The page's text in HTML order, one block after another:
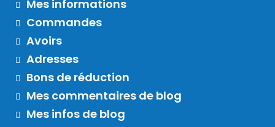
Mes informations
Commandes
Avoirs
Adresses
Bons de réduction
Mes commentaires de blog
Mes infos de blog